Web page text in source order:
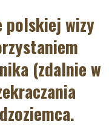
polskiej wizy
(zdalnie w